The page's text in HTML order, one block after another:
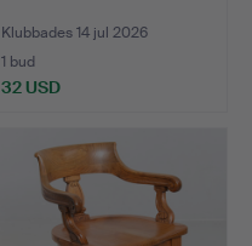
Klubbades 14 jul 2026
1 bud
32 USD